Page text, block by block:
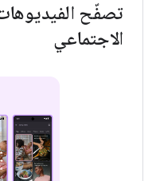
تصفّح
الاجتماعي